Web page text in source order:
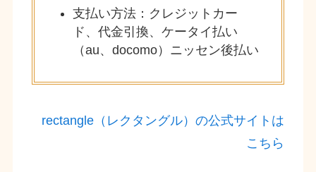
支払い方法：クレジットカー
ド、代金引換、ケータイ払い
（au、docomo）ニッセン後払い
rectangle（レクタングル）の公式サイトは
こちら